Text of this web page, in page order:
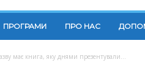
ПРОГРАМИ ПРО НАС
має книга, яку днями презентували...